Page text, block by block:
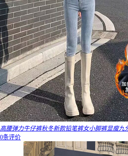
高腰弹力牛仔裤秋冬新款铅笔裤女小脚裤显瘦九
0条评价